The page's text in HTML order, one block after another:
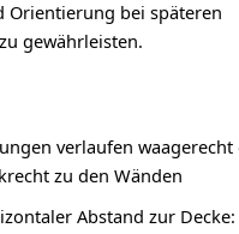
Orientierung bei späteren
gewährleisten.
verlaufen waagerecht
zu den Wänden
Abstand zur Decke: